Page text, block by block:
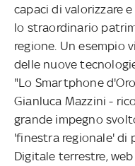
capaci di valorizzare
lo straordinario
regione. Un esempio
delle nuove
"Lo Smartphone
Gianluca Mazzini -
grande impegno
'finestra regionale' di
Digitale terrestre,